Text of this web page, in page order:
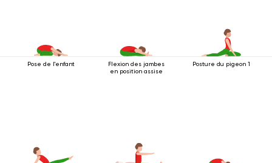
Pose de l'enfant
Flexion des jambes
en position assise
Posture du pigeon 1